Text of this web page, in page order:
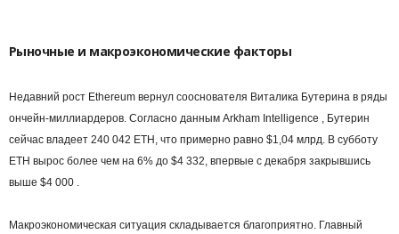
Рыночные и макроэкономические факторы
Недавний рост Ethereum вернул сооснователя Виталика Бутерина в ряды
ончейн-миллиардеров. Согласно данным Arkham Intelligence , Бутерин
сейчас владеет 240 042 ETH, что примерно равно $1,04 млрд. В субботу
ETH вырос более чем на 6% до $4 332, впервые с декабря закрывшись
выше $4 000 .
Макроэкономическая ситуация складывается благоприятно. Главный